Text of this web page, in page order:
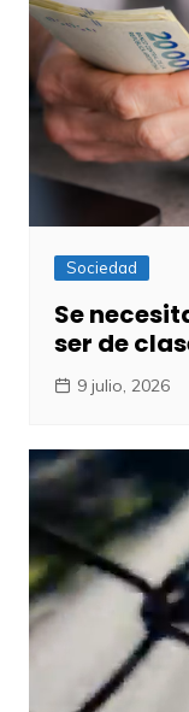
Sociedad
Se
ser de
9 julio, 2026